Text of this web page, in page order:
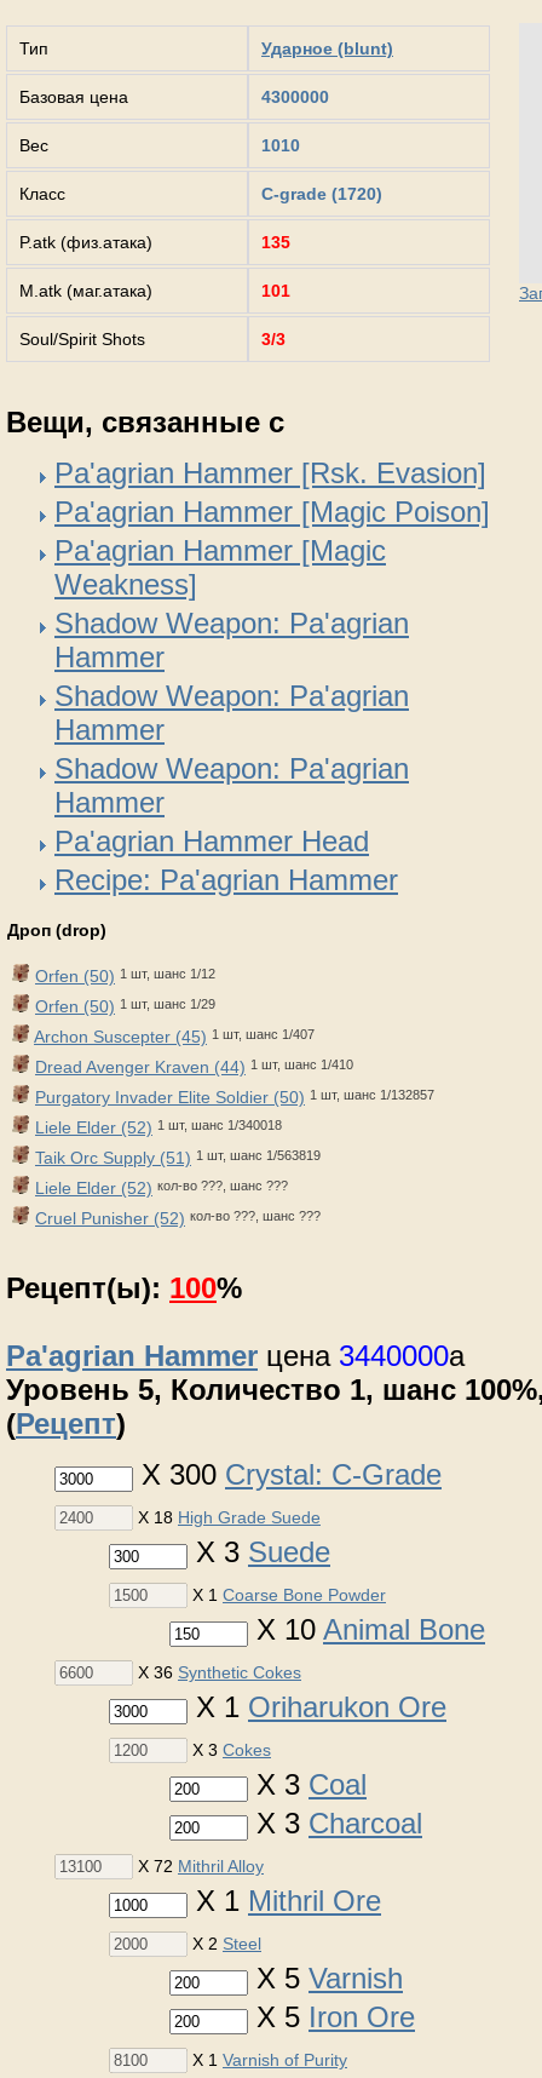
Тип Ударное (blunt)
Базовая цена 4300000
Вес 1010
Класс C-grade (1720)
P.atk (физ.атака) 135
M.atk (маг.атака) 101
Soul/Spirit Shots 3/3
Вещи, связанные с
Pa'agrian Hammer [Rsk. Evasion]
Pa'agrian Hammer [Magic Poison]
Pa'agrian Hammer [Magic
Weakness]
Shadow Weapon: Pa'agrian
Hammer
Shadow Weapon: Pa'agrian
Hammer
Shadow Weapon: Pa'agrian
Hammer
Pa'agrian Hammer Head
Recipe: Pa'agrian Hammer
Дроп (drop)
Orfen (50) 1 шт, шанс 1/12
Orfen (50) 1 шт, шанс 1/29
Archon Suscepter (45) 1 шт, шанс 1/407
Dread Avenger Kraven (44) 1 шт, шанс 1/410
Purgatory Invader Elite Soldier (50) 1 шт, шанс 1/132857
Liele Elder (52) 1 шт, шанс 1/340018
Taik Orc Supply (51) 1 шт, шанс 1/563819
Liele Elder (52) кол-во ???, шанс ???
Cruel Punisher (52) кол-во ???, шанс ???
Рецепт(ы): 100%
Pa'agrian Hammer цена 3440000a
Уровень 5, Количество 1, шанс
(Рецепт)
X 300 Crystal: C-Grade
X 18 High Grade Suede
X 3 Suede
X 1 Coarse Bone Powder
X 10 Animal Bone
X 36 Synthetic Cokes
X 1 Oriharukon Ore
X 3 Cokes
X 3 Coal
X 3 Charcoal
X 72 Mithril Alloy
X 1 Mithril Ore
X 2 Steel
X 5 Varnish
X 5 Iron Ore
X 1 Varnish of Purity